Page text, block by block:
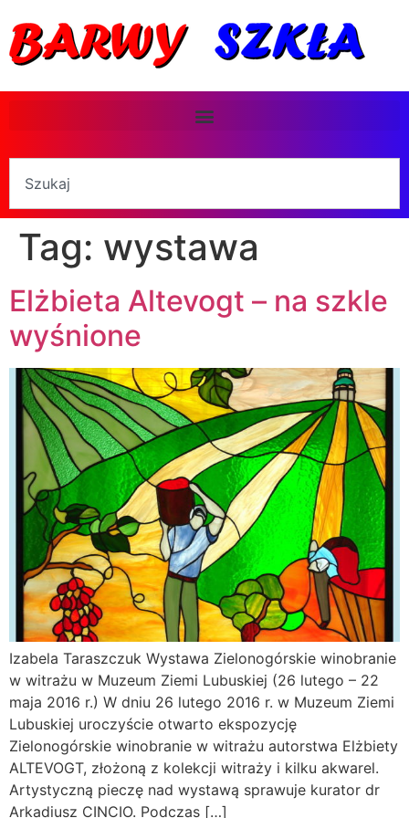
Tag: wystawa
Elżbieta Altevogt – na szkle
wyśnione
Izabela Taraszczuk Wystawa Zielonogórskie winobranie
w witrażu w Muzeum Ziemi Lubuskiej (26 lutego – 22
maja 2016 r.) W dniu 26 lutego 2016 r. w Muzeum Ziemi
Lubuskiej uroczyście otwarto ekspozycję
Zielonogórskie winobranie w witrażu autorstwa Elżbiety
ALTEVOGT, złożoną z kolekcji witraży i kilku akwarel.
Artystyczną pieczę nad wystawą sprawuje kurator dr
Arkadiusz CINCIO. Podczas […]